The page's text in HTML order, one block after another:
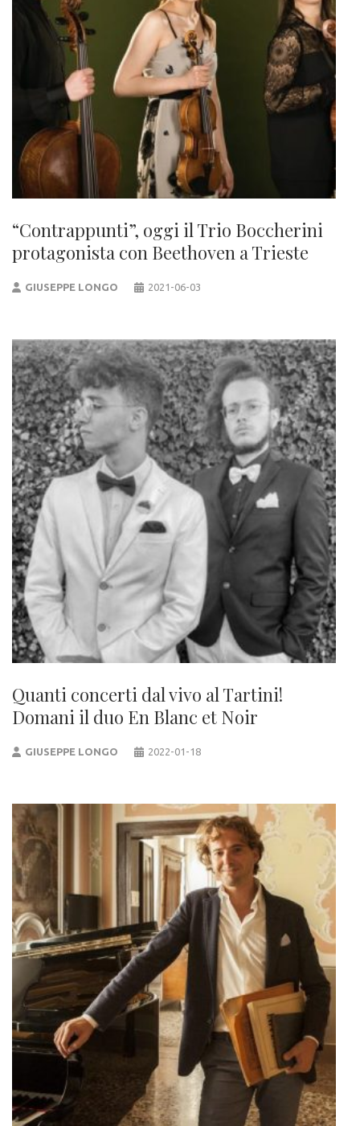
“Contrappunti”, oggi il Trio Boccherini
protagonista con Beethoven a Trieste
GIUSEPPE LONGO 2021-06-03
Quanti concerti dal vivo al Tartini!
Domani il duo En Blanc et Noir
GIUSEPPE LONGO 2022-01-18